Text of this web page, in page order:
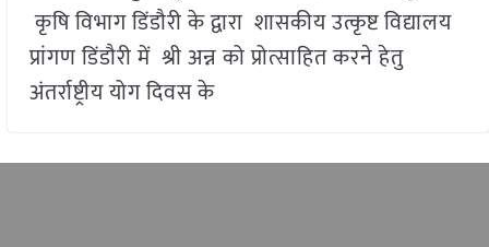
कृषि विभाग डिंडौरी के द्वारा शासकीय उत्कृष्ट विद्यालय
प्रांगण डिंडौरी में श्री अन्न को प्रोत्साहित करने हेतु
अंतर्राष्ट्रीय योग दिवस के